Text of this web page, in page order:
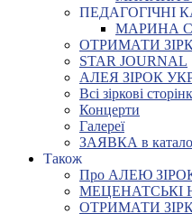
ПЕДАГОГІЧНІ
МАРИНА
ОТРИМАТИ
STAR JOURNAL
АЛЕЯ ЗІРОК
Всі зіркові
Концерти
Галереї
ЗАЯВКА в
Також
Про АЛЕЮ
МЕЦЕНАТСЬКІ
ОТРИМАТИ